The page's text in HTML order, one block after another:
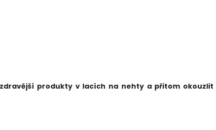
produkty v lacích na nehty a přitom okouzlit